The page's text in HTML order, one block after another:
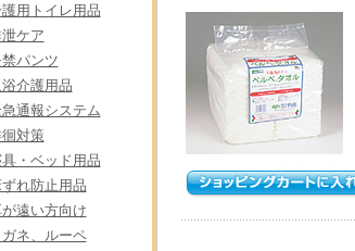
用トイレ用品
ケア
禁パンツ
浴介護用品
通報システム
対策
・ベッド用品
ずれ防止用品
遠い方向け
ガネ、ルーペ